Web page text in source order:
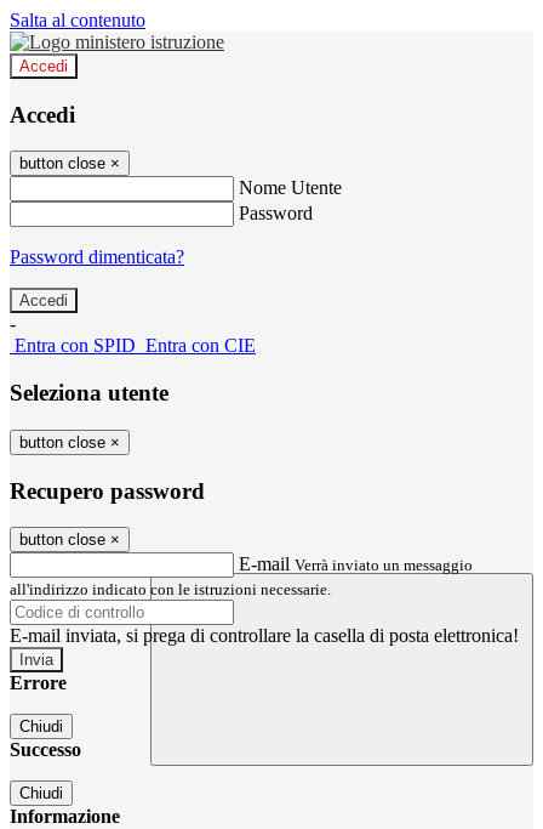
Salta al contenuto
Accedi
Accedi
button close ×
Nome Utente
Password
Password dimenticata?
-
Entra con SPID Entra con CIE
Seleziona utente
button close ×
Recupero password
button close ×
E-mail Verrà inviato un messaggio
all'indirizzo indicato con le istruzioni necessarie.
E-mail inviata, si prega di controllare la casella di posta elettronica!
Errore
Chiudi
Successo
Chiudi
Informazione